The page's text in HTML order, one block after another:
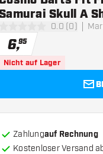
0 Bewertungssterne
0.0 (0)
Skull A
6,95
Nicht auf Lager
Zahlungauf Rechnung
Kostenloser Versand